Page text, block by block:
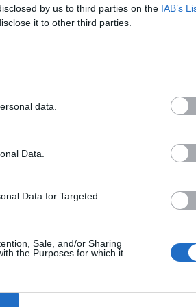
by us to third parties on the IAB’s
it to other third parties.
data.
Data.
Data for Targeted
Sale, and/or Sharing
the Purposes for which it